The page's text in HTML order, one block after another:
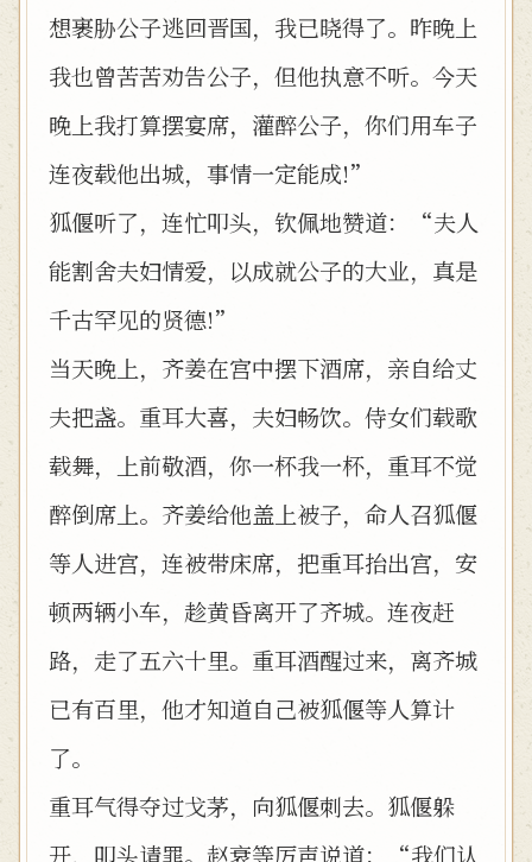
想裹胁公子逃回晋国，我已晓得了。昨晚上
我也曾苦苦劝告公子，但他执意不听。今天
晚上我打算摆宴席，灌醉公子，你们用车子
连夜载他出城，事情一定能成!”
狐偃听了，连忙叩头，钦佩地赞道：“夫人
能割舍夫妇情爱，以成就公子的大业，真是
千古罕见的贤德!”
当天晚上，齐姜在宫中摆下酒席，亲自给丈
夫把盏。重耳大喜，夫妇畅饮。侍女们载歌
载舞，上前敬酒，你一杯我一杯，重耳不觉
醉倒席上。齐姜给他盖上被子，命人召狐偃
等人进宫，连被带床席，把重耳抬出宫，安
顿两辆小车，趁黄昏离开了齐城。连夜赶
路，走了五六十里。重耳酒醒过来，离齐城
已有百里，他才知道自己被狐偃等人算计
了。
重耳气得夺过戈茅，向狐偃刺去。狐偃躲
开，叩头请罪。赵衰等厉声说道：“我们认